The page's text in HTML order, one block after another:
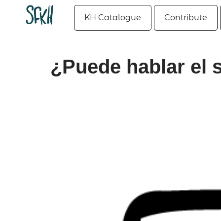
KH Catalogue Contribute
¿Puede hablar el